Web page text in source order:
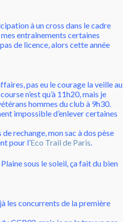
à un cross dans le cadre
mes entraînements certaines
de licence, alors cette année
pas eu le courage la veille au
n’est qu’à 11h20, mais je
hommes du club à 9h30.
impossible d’enlever certaines
rechange, mon sac à dos pèse
pour l’Eco Trail de Paris.
sous le soleil, ça fait du bien
les concurrents de la première